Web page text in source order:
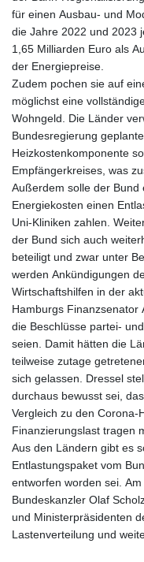
für einen Ausbau- und
die Jahre 2022 und 2023
1,65 Milliarden Euro als
der Energiepreise.
Zudem pochen sie auf
möglichst eine
Wohngeld. Die Länder
Bundesregierung
Heizkostenkomponente
Empfängerkreises, was
Außerdem solle der Bund
Energiekosten einen
Uni-Kliniken zahlen.
der Bund sich auch
beteiligt und zwar unter
werden Ankündigungen
Wirtschaftshilfen in der
Hamburgs Finanzsenator
die Beschlüsse partei-
seien. Damit hätten die
teilweise zutage
sich gelassen. Dressel
durchaus bewusst sei,
Vergleich zu den Corona-
Finanzierungslast tragen
Aus den Ländern gibt es
Entlastungspaket vom
entworfen worden sei.
Bundeskanzler Olaf
und Ministerpräsidenten
Lastenverteilung und